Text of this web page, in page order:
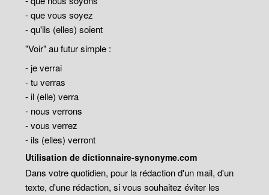
- que vous soyez
- qu'ils (elles) soient
"Voir" au futur simple :
- je verrai
- tu verras
- il (elle) verra
- nous verrons
- vous verrez
- ils (elles) verront
Utilisation de dictionnaire-synonyme.com
Dans votre quotidien, pour la rédaction d'un mail, d'un
texte, d'une rédaction, si vous souhaitez éviter les